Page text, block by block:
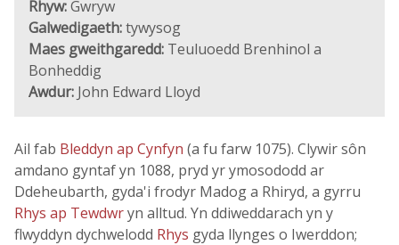
Rhyw:Gwryw
Galwedigaeth:tywysog
Maes gweithgaredd: Teuluoedd Brenhinol a
Bonheddig
Awdur: John Edward Lloyd
Ail fab Bleddyn ap Cynfyn (a fu farw 1075). Clywir sôn
amdano gyntaf yn 1088, pryd yr ymosododd ar
Ddeheubarth, gyda'i frodyr Madog a Rhiryd, a gyrru
Rhys ap Tewdwryn alltud. Yn ddiweddarach yn y
flwyddyn dychwelodd Rhys gyda llynges o Iwerddon;